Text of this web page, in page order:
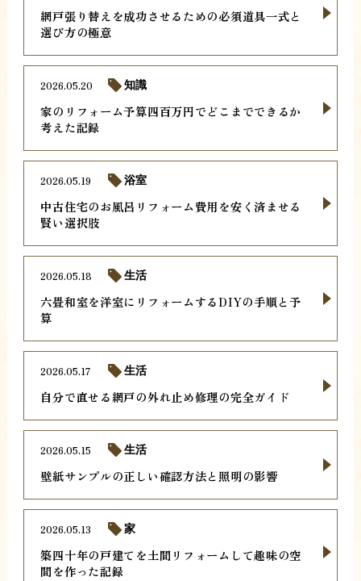
網戸張り替えを成功させるための必須道具一式と
選び方の極意
家のリフォーム予算四百万円でどこまでできるか
考えた記録
2026.05.20 知識
中古住宅のお風呂リフォーム費用を安く済ませる
賢い選択肢
2026.05.19 浴室
六畳和室を洋室にリフォームするDIYの手順と予
算
2026.05.18 生活
自分で直せる網戸の外れ止め修理の完全ガイド
2026.05.17 生活
壁紙サンプルの正しい確認方法と照明の影響
2026.05.15 生活
築四十年の戸建てを土間リフォームして趣味の空
間を作った記録
2026.05.13 家